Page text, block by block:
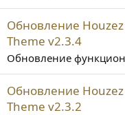
Обновление Houzez
Theme v2.3.4
Обновление
Обновление Houzez
Theme v2.3.2